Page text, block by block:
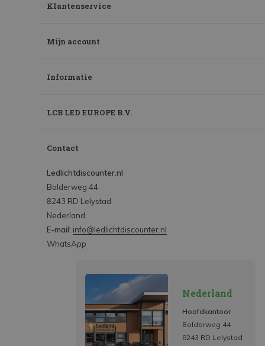
Klantenservice
Mijn account
Informatie
LCB LED EUROPE B.V.
Contact
Ledlichtdiscounter.nl
Bolderweg 44
8243 RD Lelystad
Nederland
E-mail: info@ledlichtdiscounter.nl
WhatsApp
Nederland
Hoofdkantoor
Bolderweg 44
8243 RD Lelystad